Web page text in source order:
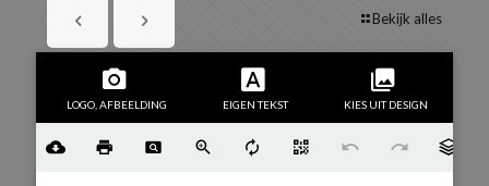
Bekijk alles
LOGO, AFBEELDING EIGEN TEKST KIES UIT DESIGN